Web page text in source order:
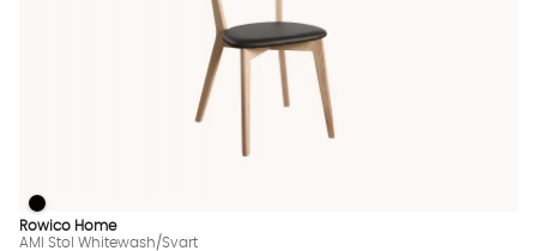
AMI Stol Whitewash/Svart Finns även i dessa färger:
AMI Stol Whitewash/Svart
Rowico Home
AMI Stol Whitewash/Svart